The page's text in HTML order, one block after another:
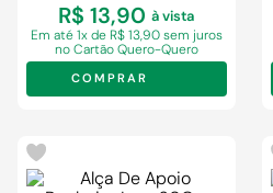
R$ 13,90 à vista
Em até 1x de R$ 13,90 sem juros
no Cartão Quero-Quero
COMPRAR